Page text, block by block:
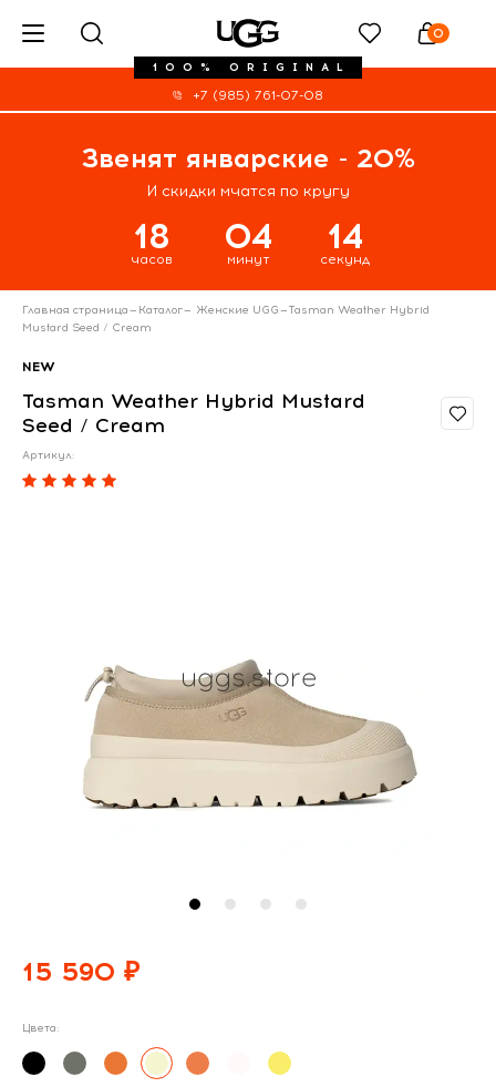
100% ORIGINAL
0
+7 (985) 761-07-08
Звенят январские - 20%
И скидки мчатся по кругу
18
часов
04
минут
13
секунд
Главная страница— Каталог— Женские UGG—Tasman Weather Hybrid
Mustard Seed / Cream
NEW
Tasman Weather Hybrid Mustard
Seed / Cream
Артикул:
15 590 ₽
Цвета: